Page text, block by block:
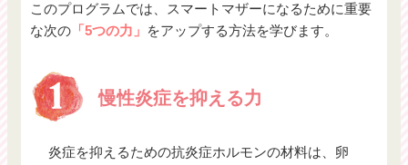
このプログラムでは、スマートマザーになるために重要
な次の 「5つの力」 をアップする方法を学びます。
慢性炎症を抑える力
炎症を抑えるための抗炎症ホルモンの材料は、卵